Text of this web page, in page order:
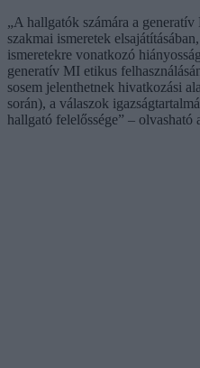
„A hallgatók számára a
szakmai ismeretek
ismeretekre vonatkozó
generatív MI etikus
sosem jelenthetnek hivatkozási
során), a válaszok
hallgató felelőssége” – olvasható